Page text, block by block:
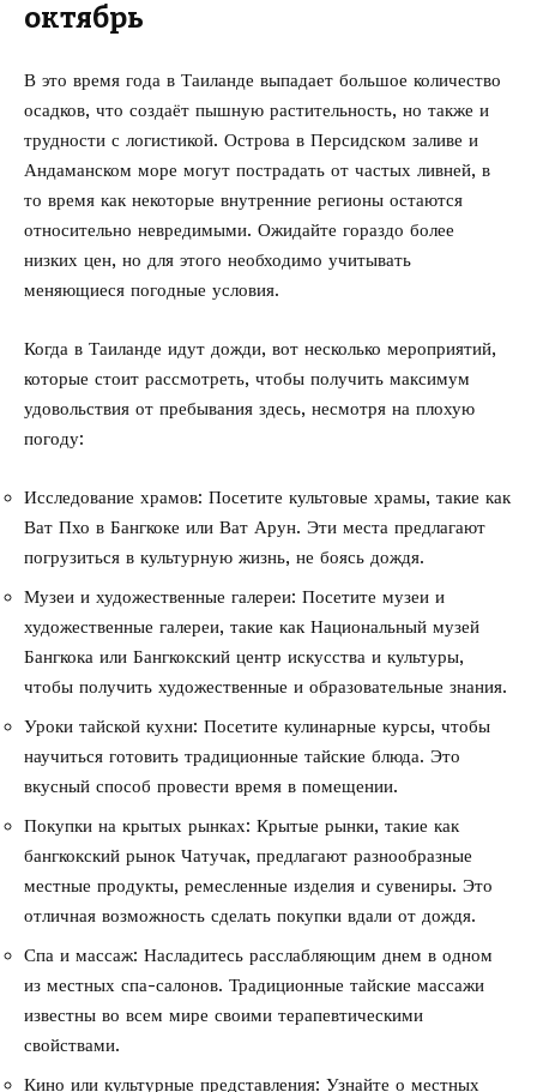
октябрь
В это время года в Таиланде выпадает большое количество
осадков, что создаёт пышную растительность, но также и
трудности с логистикой. Острова в Персидском заливе и
Андаманском море могут пострадать от частых ливней, в
то время как некоторые внутренние регионы остаются
относительно невредимыми. Ожидайте гораздо более
низких цен, но для этого необходимо учитывать
меняющиеся погодные условия.
Когда в Таиланде идут дожди, вот несколько мероприятий,
которые стоит рассмотреть, чтобы получить максимум
удовольствия от пребывания здесь, несмотря на плохую
погоду:
Исследование храмов: Посетите культовые храмы, такие как
Ват Пхо в Бангкоке или Ват Арун. Эти места предлагают
погрузиться в культурную жизнь, не боясь дождя.
Музеи и художественные галереи: Посетите музеи и
художественные галереи, такие как Национальный музей
Бангкока или Бангкокский центр искусства и культуры,
чтобы получить художественные и образовательные знания.
Уроки тайской кухни: Посетите кулинарные курсы, чтобы
научиться готовить традиционные тайские блюда. Это
вкусный способ провести время в помещении.
Покупки на крытых рынках: Крытые рынки, такие как
бангкокский рынок Чатучак, предлагают разнообразные
местные продукты, ремесленные изделия и сувениры. Это
отличная возможность сделать покупки вдали от дождя.
Спа и массаж: Насладитесь расслабляющим днем в одном
из местных спа-салонов. Традиционные тайские массажи
известны во всем мире своими терапевтическими
свойствами.
Кино или культурные представления: Узнайте о местных